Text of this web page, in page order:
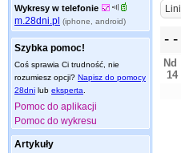
Wykresy w telefonie
m.28dni.pl (iphone, android)
Szybka pomoc!
Coś sprawia Ci trudność, nie
rozumiesz opcji? Napisz do pomocy
28dni lub eksperta
Pomoc do aplikacji
Pomoc do wykresu
Artykuły